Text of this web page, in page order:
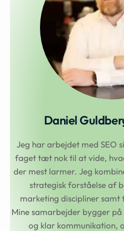
Daniel
Jeg har arbejdet med SEO
faget tæt nok til at vide,
der mest larmer. Jeg
strategisk forståelse af
marketing discipliner
Mine samarbejder bygger
og klar kommunikation,